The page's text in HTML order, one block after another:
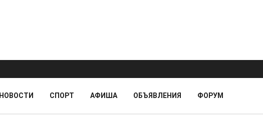
НОВОСТИ СПОРТ АФИША ОБЪЯВЛЕНИЯ ФОРУМ